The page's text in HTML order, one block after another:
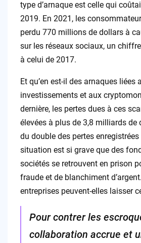
type d’arnaque est celle qui
2019. En 2021, les
perdu 770 millions de dollars à
sur les réseaux sociaux, un
à celui de 2017.
Et qu’en est-il des arnaques liées
investissements et aux
dernière, les pertes dues à ces
élevées à plus de 3,8 milliards de
du double des pertes
situation est si grave que des
sociétés se retrouvent en prison
fraude et de blanchiment
entreprises peuvent-elles laisser
Pour contrer les
collaboration accrue et